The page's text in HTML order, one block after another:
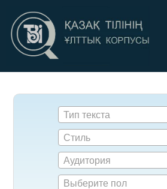
Тип текста
Стиль
Аудитория
Выберите пол